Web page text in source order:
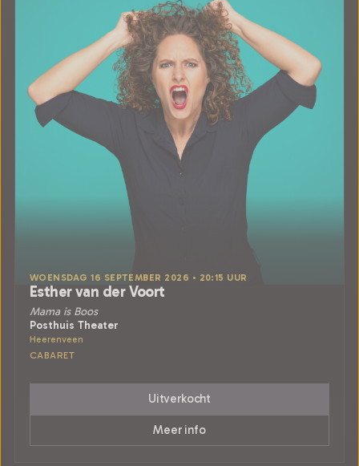
WOENSDAG 16 SEPTEMBER 2026 • 20:15 UUR
Esther van der Voort
Mama is Boos
Posthuis Theater
Heerenveen
CABARET
Uitverkocht
Meer info